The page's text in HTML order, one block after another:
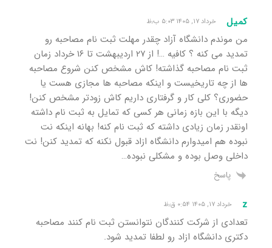
کمیل خرداد ۱۷, ۱۴۰۵ ۵:۰۳ ب٫ظ
من موندم دانشگاه آزاد چقدر مهلت ثبت نام مصاحبه رو
تمدید می کنه ؟ کافیه …! از ۲۷ اردیبهشت تا ۱۶ خرداد زمان
ثبت نام مصاحبه گذاشته! کاش مشخص کنن شروع مصاحبه
ها از چه تاریخیست و اینکه مصاحبه ها مجازی هست یا
حضوری؟ کلی کار و گرفتاری داریم کاش زودتر مشخص کنن!
دیگه با این بازه زمانی هر کسی که تمایل به ثبت نام داشته
اونقدر زمان زیادی داشته که ثبت نام کنه! بهانه اینکه نت
نبوده هم امیدوارم دانشگاه ازاد قبول نکنه که تمدید کنن! نت
داخلی وصل بوده و مشکلی نبوده…
پاسخ
z خرداد ۱۷, ۱۴۰۵ ۰:۵۴ ق٫ظ
تعدادی از شرکت کنندگان نتوانستن ثبت نام کنند مصاحبه
دکتری دانشگاه ازاد رو لطفا تمدید شود.